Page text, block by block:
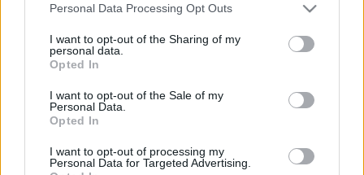
Please note that this website/app uses one or more Google
not limited to your visit or usage behaviour. You may click to
grant or deny consent to Google and its third-party tags to
use your data for below specified purposes in below Google
consent section.
Personal Data Processing Opt Outs
I want to opt-out of the Sharing of my
personal data.
Opted In
I want to opt-out of the Sale of my
Personal Data.
Opted In
I want to opt-out of processing my
Personal Data for Targeted Advertising.
bakancsos punkkkal pofán rúgni, amennyire csak
lehet. A tavaly kiadott lemezük 100 % agresszió, amit
élőben valószínűleg még durvábban fognak előadni.
Hazai részről pedig az
UEUM
zajduója fogja
bemelegíteni az estét töménytelenül zavaró
zajhullámaikkal. Elővételes jegyek a bulira
már csak a helyszínen lesznek belépők!